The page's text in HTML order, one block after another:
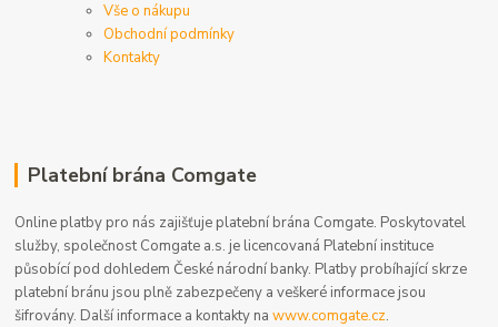
Vše o nákupu
Obchodní podmínky
Kontakty
Platební brána Comgate
Online platby pro nás zajišťuje platební brána Comgate. Poskytovatel
služby, společnost Comgate a.s. je licencovaná Platební instituce
působící pod dohledem České národní banky. Platby probíhající skrze
platební bránu jsou plně zabezpečeny a veškeré informace jsou
šifrovány. Další informace a kontakty nawww.comgate.cz.